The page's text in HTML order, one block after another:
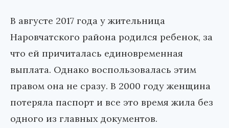
В августе 2017 года у жительница
Наровчатского района родился ребенок, за
что ей причиталась единовременная
выплата. Однако воспользовалась этим
правом она не сразу. В 2000 году женщина
потеряла паспорт и все это время жила без
одного из главных документов.